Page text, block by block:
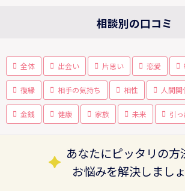
相談別の口コミ
全体 出会い 片思い 恋愛
復縁 相手の気持ち 相性 人間関
金銭 健康 家族 未来 引
あなたにピッタリの方
お悩みを解決しまし